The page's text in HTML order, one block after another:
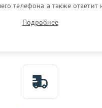
телефона а также ответит
Подробнее